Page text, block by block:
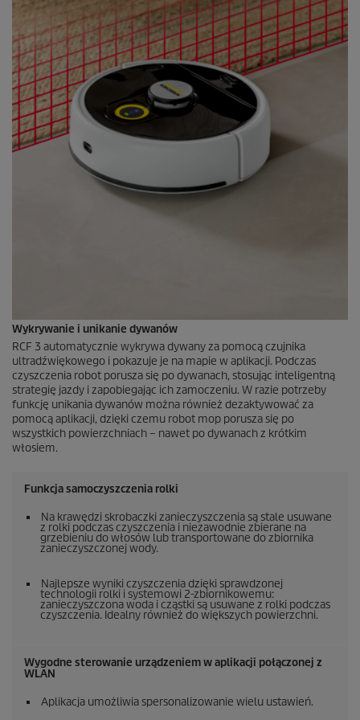
Wykrywanie i unikanie dywanów
RCF 3 automatycznie wykrywa dywany za pomocą czujnika
ultradźwiękowego i pokazuje je na mapie w aplikacji. Podczas
czyszczenia robot porusza się po dywanach, stosując inteligentną
strategię jazdy i zapobiegając ich zamoczeniu. W razie potrzeby
funkcję unikania dywanów można również dezaktywować za
pomocą aplikacji, dzięki czemu robot mop porusza się po
wszystkich powierzchniach – nawet po dywanach z krótkim
włosiem.
Funkcja samoczyszczenia rolki
Na krawędzi skrobaczki zanieczyszczenia są stale usuwane
z rolki podczas czyszczenia i niezawodnie zbierane na
grzebieniu do włosów lub transportowane do zbiornika
zanieczyszczonej wody.
Najlepsze wyniki czyszczenia dzięki sprawdzonej
technologii rolki i systemowi 2-zbiornikowemu:
zanieczyszczona woda i cząstki są usuwane z rolki podczas
czyszczenia. Idealny również do większych powierzchni.
Wygodne sterowanie urządzeniem w aplikacji połączonej z
WLAN
Aplikacja umożliwia spersonalizowanie wielu ustawień.